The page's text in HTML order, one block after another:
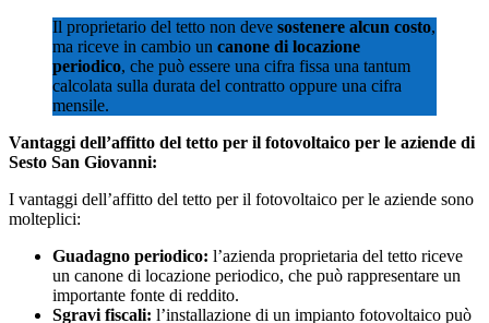
Il proprietario del tetto non deve sostenere alcun costo,
ma riceve in cambio un canone di locazione
periodico, che può essere una cifra fissa una tantum
calcolata sulla durata del contratto oppure una cifra
mensile.
Vantaggi dell’affitto del tetto per il fotovoltaico per le aziende di
Sesto San Giovanni:
I vantaggi dell’affitto del tetto per il fotovoltaico per le aziende sono
molteplici:
Guadagno periodico: l’azienda proprietaria del tetto riceve
un canone di locazione periodico, che può rappresentare un
importante fonte di reddito.
Sgravi fiscali: l’installazione di un impianto fotovoltaico può